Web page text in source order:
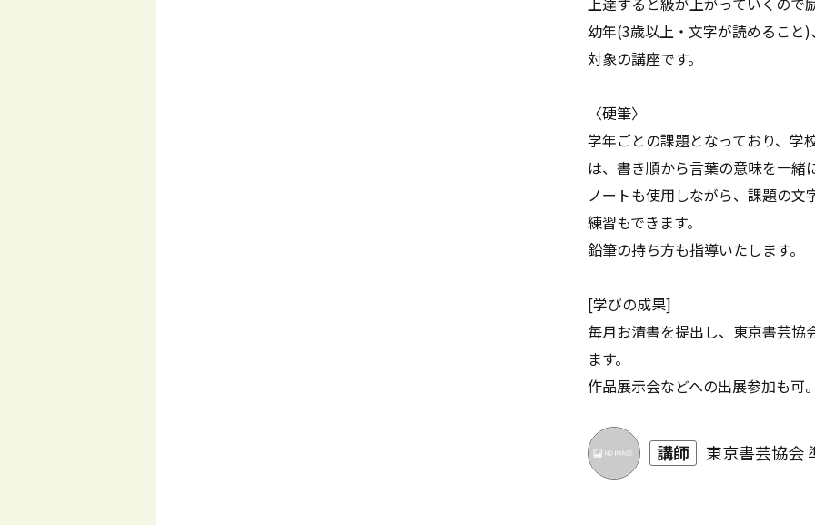
幼年(3歳以上・文字が読めること
対象の講座です。
〈硬筆〉
学年ごとの課題となっており、学
は、書き順から言葉の意味を一緒
ノートも使用しながら、課題の文
練習もできます。
鉛筆の持ち方も指導いたします。
[学びの成果]
毎月お清書を提出し、東京書芸協
ます。
作品展示会などへの出展参加も可
講師 東京書芸協会